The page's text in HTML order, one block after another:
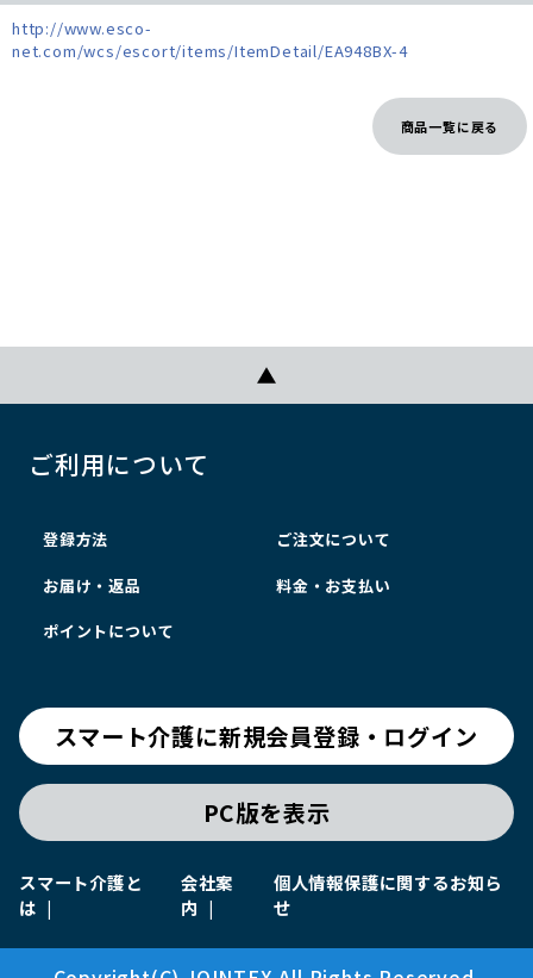
http://www.esco-
net.com/wcs/escort/items/ItemDetail/EA948BX-4
商品一覧に戻る
ご利用について
登録方法 ご注文について
お届け・返品 料金・お支払い
ポイントについて
スマート介護に新規会員登録・ログイン
PC版を表示
スマート介護と
は
会社案
内
個人情報保護に関するお知ら
せ